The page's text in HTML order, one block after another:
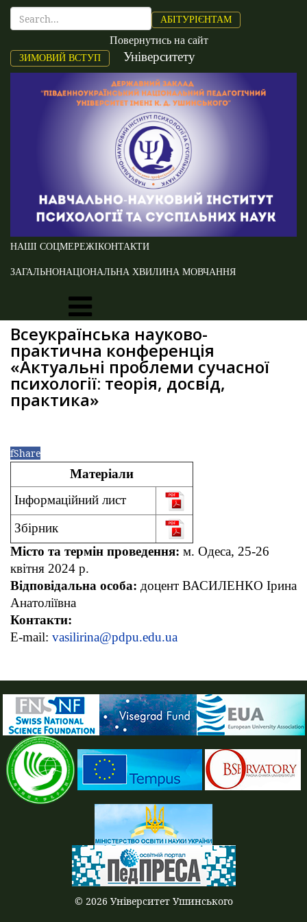
АБІТУРІЄНТАМ
ЗИМОВИЙ ВСТУП
Повернутись на сайт
Університету
НАШІ СОЦМЕРЕЖІКОНТАКТИ
ЗАГАЛЬНОНАЦІОНАЛЬНА ХВИЛИНА МОВЧАННЯ
Всеукраїнська науково-
практична конференція
«Актуальні проблеми сучасної
психології: теорія, досвід,
практика»
fShare
Матеріали
Інформаційний лист
Збірник
Місто та термін проведення: м. Одеса, 25-26
квітня 2024 р.
Відповідальна особа: доцент ВАСИЛЕНКО Ірина
Анатоліївна
Контакти:
E-mail: vasilirina@pdpu.edu.ua
© 2026 Університет Ушинського